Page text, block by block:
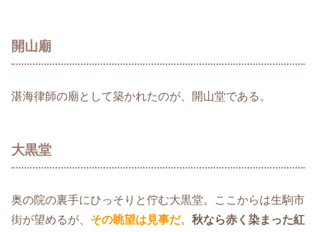
開山廟
湛海律師の廟として築かれたのが、開山堂である。
大黒堂
奥の院の裏手にひっそりと佇む大黒堂。ここからは生駒市
街が望めるが、 その眺望は見事だ。 秋なら赤く染まった紅